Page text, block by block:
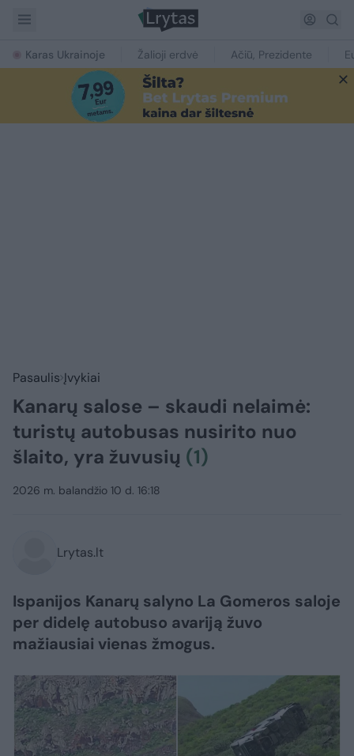
Karas Ukrainoje Žalioji erdvė Ačiū, Prezidente
Pasaulis Įvykiai
Kanarų salose – skaudi nelaimė:
turistų autobusas nusirito nuo
šlaito, yra žuvusių (1)
2026 m. balandžio 10 d. 16:18
Lrytas.lt
Ispanijos Kanarų salyno La Gomeros saloje
per didelę autobuso avariją žuvo
mažiausiai vienas žmogus.